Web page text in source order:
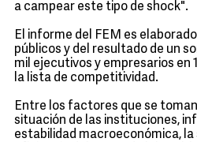
a campear este tipo de shock".
El informe del FEM es
públicos y del resultado de un
mil ejecutivos y empresarios en
la lista de competitividad.
Entre los factores que se
situación de las instituciones,
estabilidad macroeconómica, la